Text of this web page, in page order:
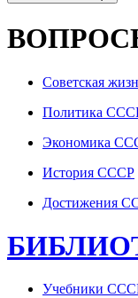
Советская
Политика
Экономика
История СССР
Достижения
Учебники